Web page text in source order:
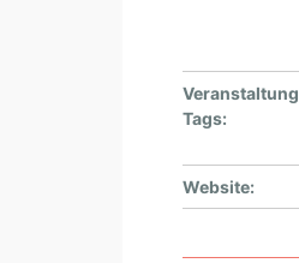
Veranstaltung
Tags:
Website: